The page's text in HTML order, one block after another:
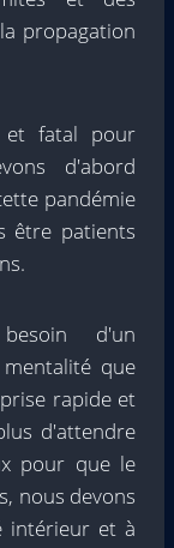
propagation
et fatal pour
d'abord
pandémie
être patients
d'un
que
rapide et
d'attendre
pour que le
nous devons
intérieur et à